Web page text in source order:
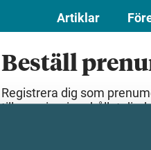
Artiklar
Beställ
Registrera dig som
till premiuminnehållet